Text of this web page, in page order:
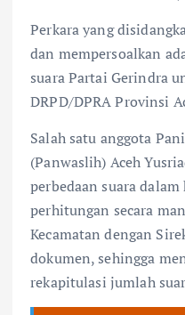
Perkara yang
dan mempersoalkan
suara Partai Gerindra
DRPD/DPRA Provinsi
Salah satu anggota
(Panwaslih) Aceh
perbedaan suara
perhitungan secara
Kecamatan dengan
dokumen, sehingga
rekapitulasi jumlah